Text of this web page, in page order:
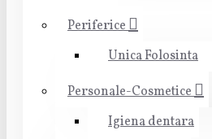
Periferice
Unica Folosinta
Personale-Cosmetice
Igiena dentara